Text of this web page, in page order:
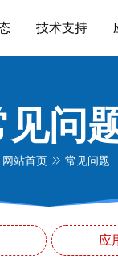
技术支持
见问
网站首页 常见问题
应